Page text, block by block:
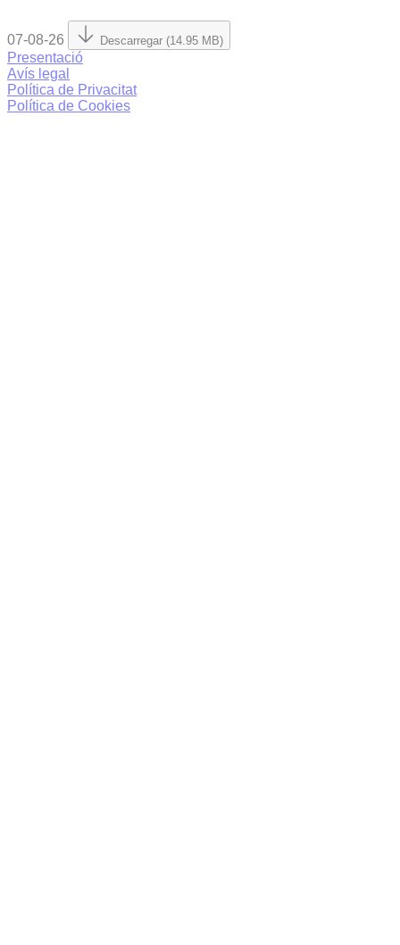
07-08-26 Descarregar (14.95 MB)
Presentació
Avís legal
Política de Privacitat
Política de Cookies